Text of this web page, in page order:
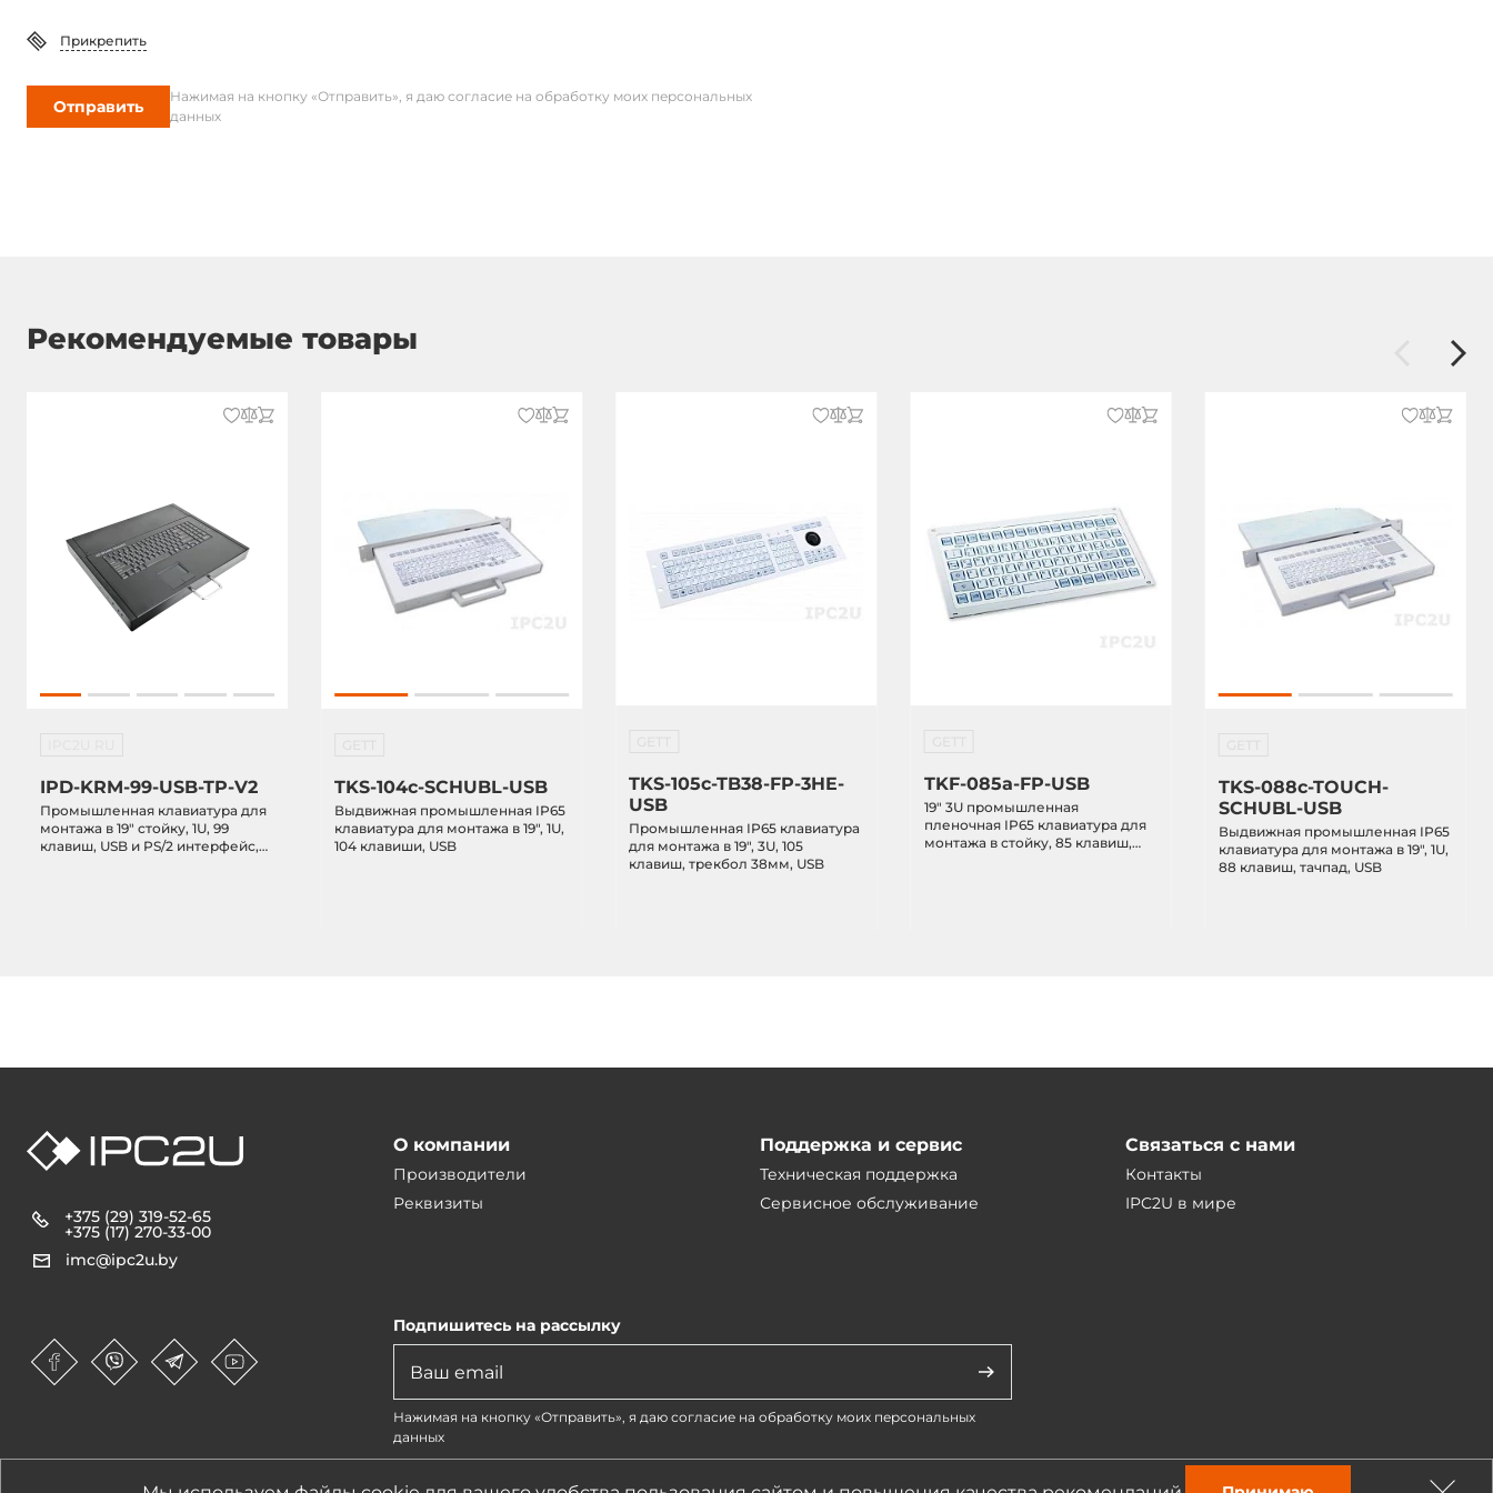
Габариты упаковки
Вес без упаковки
Прикрепить
Отправить
Нажимая на кнопку «Отправить», я даю согласие на обработку моих персональных
данных
Рекомендуемые товары
IPD-KRM-99-USB-TP-V2
Промышленная клавиатура для
монтажа в 19" стойку, 1U, 99
клавиш, USB и PS/2 интерфейс,
TKS-104c-SCHUBL-USB
Выдвижная промышленная IP65
клавиатура для монтажа в 19", 1U,
104 клавиши, USB
TKS-105c-TB38-FP-3HE-
USB
Промышленная IP65 клавиатура
для монтажа в 19", 3U, 105
клавиш, трекбол 38мм, USB
TKF-085a-FP-USB
19" 3U промышленная
пленочная IP65 клавиатура для
монтажа в стойку, 85 клавиш,
TKS-088c-TOUCH-
SCHUBL-USB
Выдвижная промышленная IP65
клавиатура для монтажа в 19", 1U,
88 клавиш, тачпад, USB
+375 (29) 319-52-65
+375 (17) 270-33-00
imc@ipc2u.by
О компании
Производители
Реквизиты
Поддержка и сервис
Техническая поддержка
Сервисное обслуживание
Связаться с нами
Контакты
IPC2U в мире
Подпишитесь на рассылку
Нажимая на кнопку «Отправить», я даю согласие на обработку моих персональных
данных
1990-2026 © IPC2U Все материалы, характеристики, цены представленные на сайте не являются публичной офертой.